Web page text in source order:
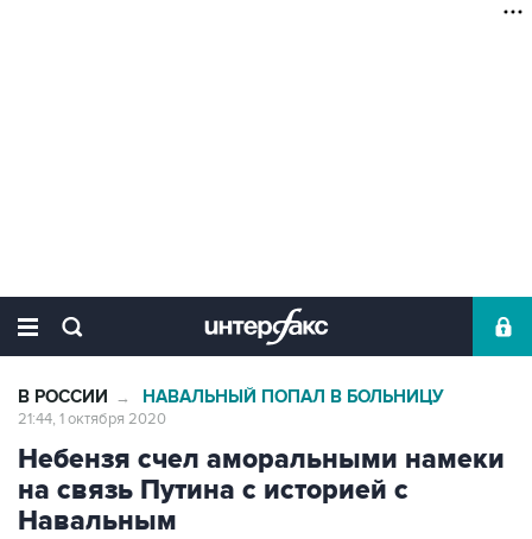
В РОССИИ → НАВАЛЬНЫЙ ПОПАЛ В БОЛЬНИЦУ
21:44, 1 октября 2020
Небензя счел аморальными намеки
на связь Путина с историей с
Навальным